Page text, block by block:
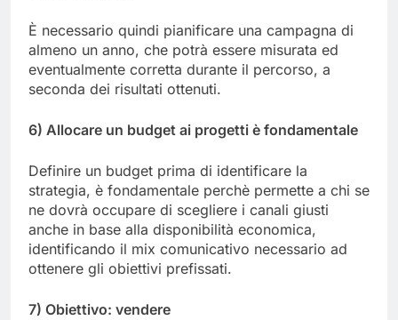
È necessario quindi pianificare una campagna di
almeno un anno, che potrà essere misurata ed
eventualmente corretta durante il percorso, a
seconda dei risultati ottenuti.
6) Allocare un budget ai progetti è fondamentale
Definire un budget prima di identificare la
strategia, è fondamentale perchè permette a chi se
ne dovrà occupare di scegliere i canali giusti
anche in base alla disponibilità economica,
identificando il mix comunicativo necessario ad
ottenere gli obiettivi prefissati.
7) Obiettivo: vendere